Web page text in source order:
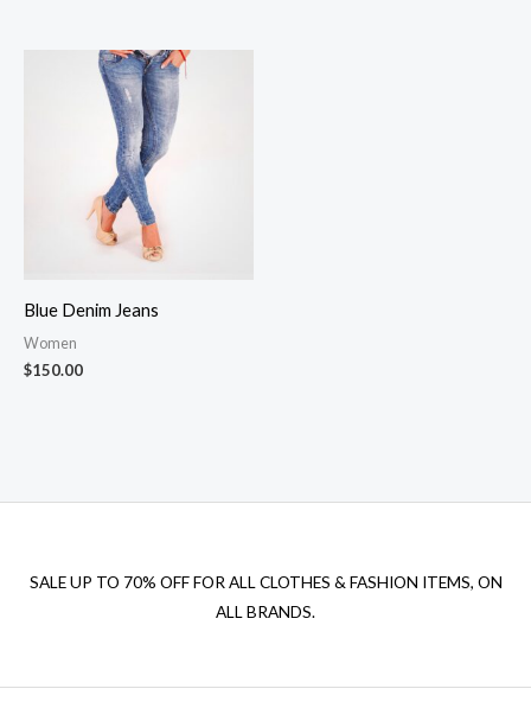
Blue Denim Jeans
Women
$150.00
SALE UP TO 70% OFF FOR ALL CLOTHES & FASHION ITEMS, ON
ALL BRANDS.